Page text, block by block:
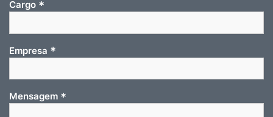
Cargo *
Empresa *
Mensagem *